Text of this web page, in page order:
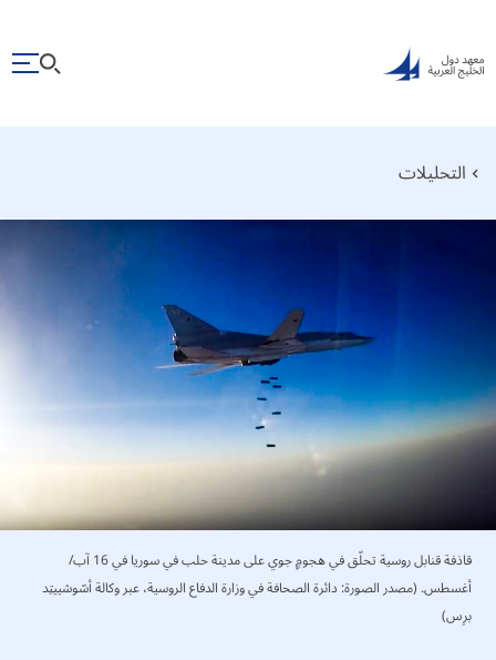
التحليلات
قاذفة قنابل روسية تحلّق في هجومٍ جوي على مدينة حلب في سوريا في 16 آب/
أغسطس. (مصدر الصورة: دائرة الصحافة في وزارة الدفاع الروسية، عبر وكالة أسّوشييتِد
برِس)